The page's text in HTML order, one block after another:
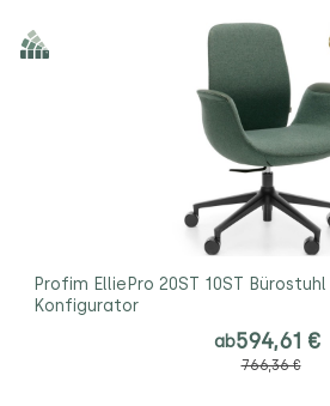
Profim ElliePro 20ST 10ST
Konfigurator
ab594,61 €
766,36 €